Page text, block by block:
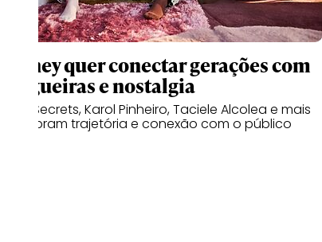
Disney quer conectar gerações com
blogueiras e nostalgia
Niina Secrets, Karol Pinheiro, Taciele Alcolea e mais
relembram trajetória e conexão com o público